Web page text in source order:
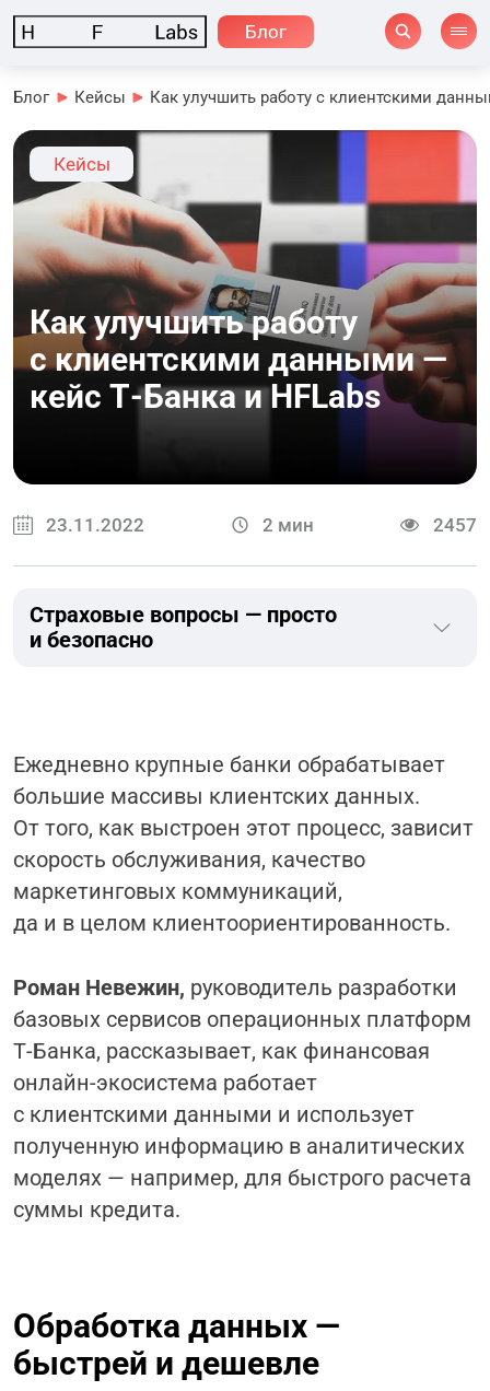
Блог
Блог Кейсы Как улучшить работу с клиентскими
Кейсы
Как улучшить работу
с клиентскими данными —
кейс Т-Банка и HFLabs
23.11.2022 2 мин 2457
Страховые вопросы — просто
и безопасно
Ежедневно крупные банки обрабатывает
большие массивы клиентских данных.
От того, как выстроен этот процесс, зависит
скорость обслуживания, качество
маркетинговых коммуникаций,
да и в целом клиентоориентированность.
Роман Невежин, руководитель разработки
базовых сервисов операционных платформ
Т-Банка, рассказывает, как финансовая
онлайн-экосистема работает
с клиентскими данными и использует
полученную информацию в аналитических
моделях — например, для быстрого расчета
суммы кредита.
Обработка данных —
быстрей и дешевле